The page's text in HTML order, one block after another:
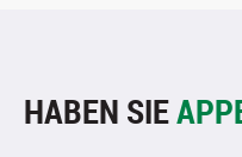
HABEN SIE